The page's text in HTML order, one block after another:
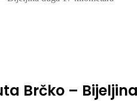
Brčko –